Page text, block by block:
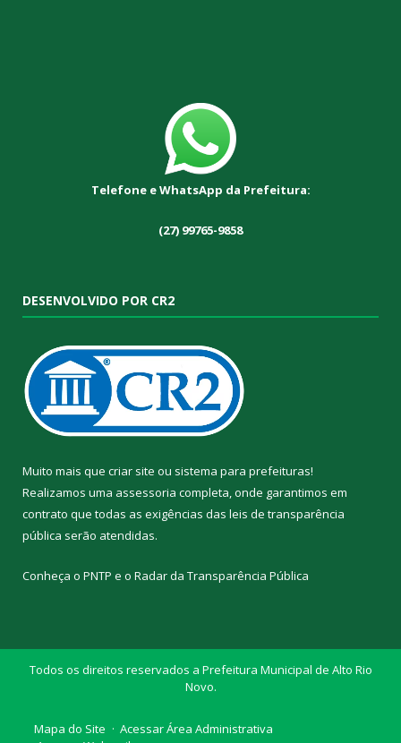
Telefone e WhatsApp da Prefeitura:
(27) 99765-9858
DESENVOLVIDO POR CR2
Muito mais que criar site ou sistema para prefeituras!
Realizamos uma assessoria completa, onde garantimos em
contrato que todas as exigências das leis de transparência
pública serão atendidas.
Conheça o PNTP e o Radar da Transparência Pública
Todos os direitos reservados a Prefeitura Municipal de Alto Rio
Novo.
Mapa do Site
Acessar Área Administrativa